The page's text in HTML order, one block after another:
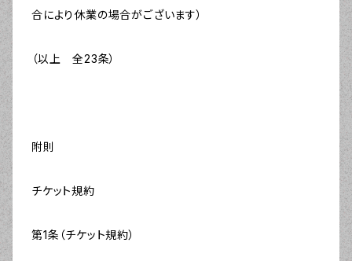
合により休業の場合がございます）
（以上 全23条）
附則
チケット規約
第1条（チケット規約）